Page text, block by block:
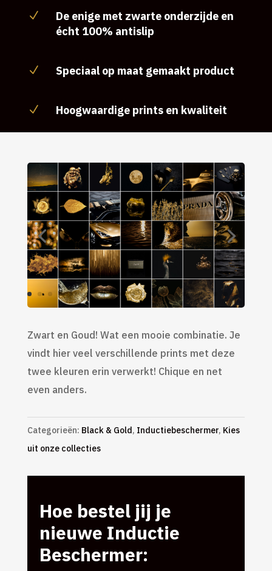
N
De enige met zwarte onderzijde en
écht 100% antislip
N Speciaal op maat gemaakt product
N Hoogwaardige prints en kwaliteit
Zwart en Goud! Wat een mooie combinatie. Je
vindt hier veel verschillende prints met deze
twee kleuren erin verwerkt! Chique en net
even anders.
Categorieën: Black & Gold, Inductiebeschermer, Kies
uit onze collecties
Hoe bestel jij je
nieuwe Inductie
Beschermer: